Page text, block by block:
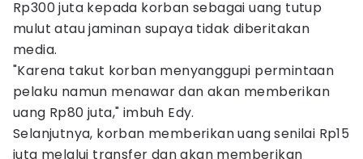
Rp300 juta kepada korban sebagai uang tutup
mulut atau jaminan supaya tidak diberitakan
media.
"Karena takut korban menyanggupi permintaan
pelaku namun menawar dan akan memberikan
uang Rp80 juta," imbuh Edy.
Selanjutnya, korban memberikan uang senilai Rp15
juta melalui transfer dan akan memberikan